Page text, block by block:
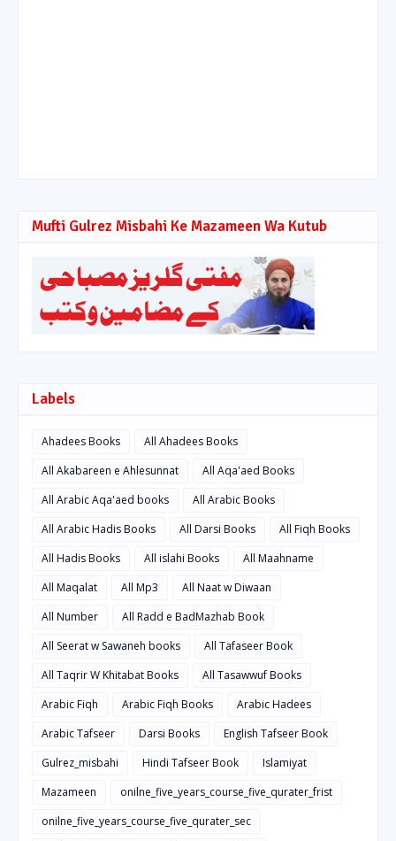
Mufti Gulrez Misbahi Ke Mazameen Wa Kutub
Labels
Ahadees Books
All Ahadees Books
All Akabareen e Ahlesunnat
All Aqa'aed Books
All Arabic Aqa'aed books
All Arabic Books
All Arabic Hadis Books
All Darsi Books
All Fiqh Books
All Hadis Books
All islahi Books
All Maahname
All Maqalat
All Mp3
All Naat w Diwaan
All Number
All Radd e BadMazhab Book
All Seerat w Sawaneh books
All Tafaseer Book
All Taqrir W Khitabat Books
All Tasawwuf Books
Arabic Fiqh
Arabic Fiqh Books
Arabic Hadees
Arabic Tafseer
Darsi Books
English Tafseer Book
Gulrez_misbahi
Hindi Tafseer Book
Islamiyat
Mazameen
onilne_five_years_course_five_qurater_frist
onilne_five_years_course_five_qurater_sec